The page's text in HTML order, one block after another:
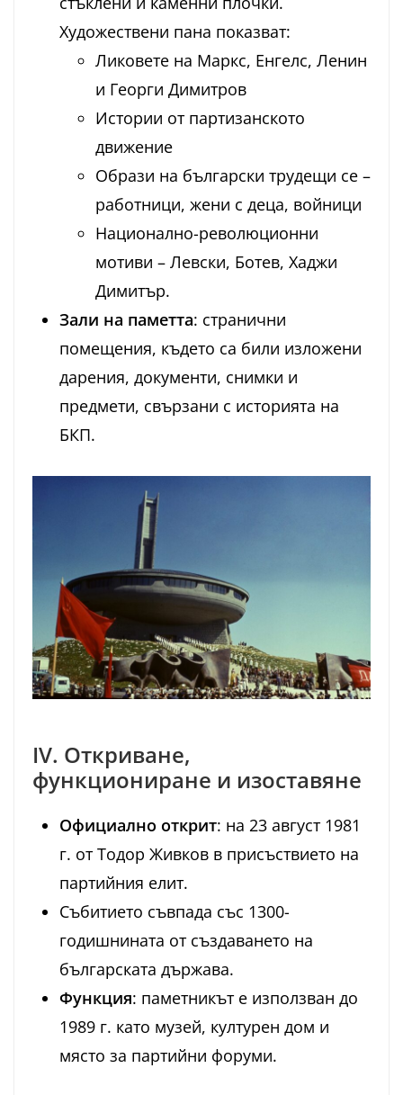
Художествени пана показват:
Ликовете на Маркс, Енгелс, Ленин
и Георги Димитров
Истории от партизанското
движение
Образи на български трудещи се –
работници, жени с деца, войници
Национално-революционни
мотиви – Левски, Ботев, Хаджи
Димитър.
Зали на паметта: странични
помещения, където са били изложени
дарения, документи, снимки и
предмети, свързани с историята на
БКП.
IV. Откриване,
функциониране и изоставяне
Официално открит: на 23 август 1981
г. от Тодор Живков в присъствието на
партийния елит.
Събитието съвпада със 1300-
годишнината от създаването на
българската държава.
Функция: паметникът е използван до
1989 г. като музей, културен дом и
място за партийни форуми.